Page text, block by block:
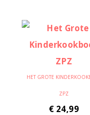
HET GROTE
ZPZ
€ 24,99